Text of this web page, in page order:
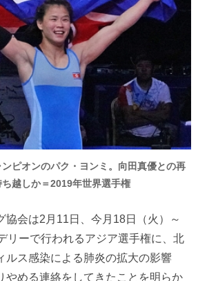
ピオンのパク・ヨンミ。向田真優との再
越しか＝2019年世界選手権
会は2月11日、今月18日（火）～
リーで行われるアジア選手権に、北
ルス感染による肺炎の拡大の影響
やめる連絡をしてきたことを明らか